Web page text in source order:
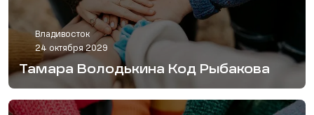
Владивосток
24 октября 2029
Тамара Володькина Код Рыбакова